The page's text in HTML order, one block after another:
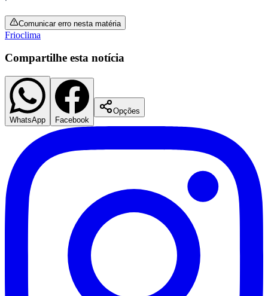
Corinthians
Comunicar erro nesta matéria
Frioclima
Compartilhe esta notícia
WhatsApp Facebook
Opções